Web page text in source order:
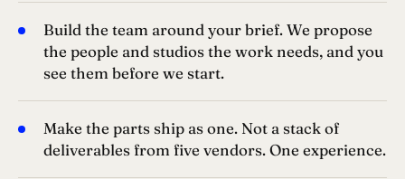
Build the team around your brief. We propose
the people and studios the work needs, and you
see them before we start.
Make the parts ship as one. Not a stack of
deliverables from five vendors. One experience.